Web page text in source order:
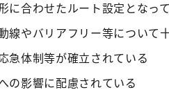
に合わせたルート設定となっ
線やバリアフリー等について
急体制等が確立されている
の影響に配慮されている